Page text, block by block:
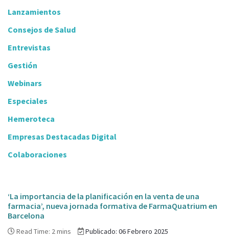
Lanzamientos
Consejos de Salud
Entrevistas
Gestión
Webinars
Especiales
Hemeroteca
Empresas Destacadas Digital
Colaboraciones
‘La importancia de la planificación en la venta de una
farmacia’, nueva jornada formativa de FarmaQuatrium en
Barcelona
Read Time: 2 mins Publicado: 06 Febrero 2025